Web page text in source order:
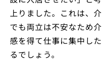
上りました。これは、
でも両立は不安なため
感を得て仕事に集中し
るでしょう。